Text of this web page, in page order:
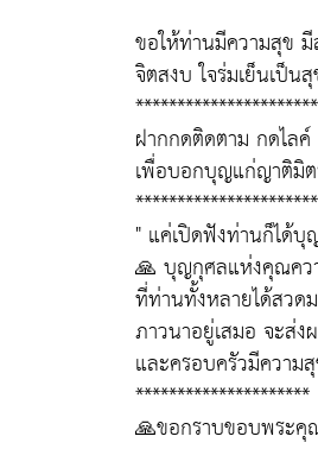
ขอให้ท่านมีความสุข
จิตสงบ ใจร่มเย็นเป็น
ฝากกดติดตาม กดไล
เพื่อบอกบุญแก่ญาติมิ
" แค่เปิดฟังท่านก็ได้บุ
🙏 บุญกุศลแห่งคุณคว
ที่ท่านทั้งหลายได้สวด
ภาวนาอยู่เสมอ จะส่ง
และครอบครัวมีความ
*********************
🙏ขอกราบขอบพระ